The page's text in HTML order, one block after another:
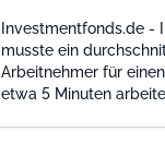
Investmentfonds.de -
musste ein
Arbeitnehmer für
etwa 5 Minuten